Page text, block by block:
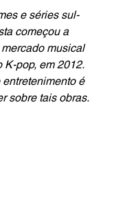
e séries sul-
começou a
musical
K-pop, em 2012.
é
sobre tais obras.